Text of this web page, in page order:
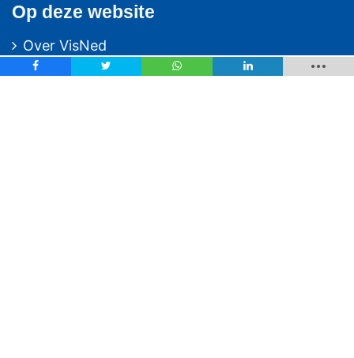
Op deze website
Over VisNed
PO's